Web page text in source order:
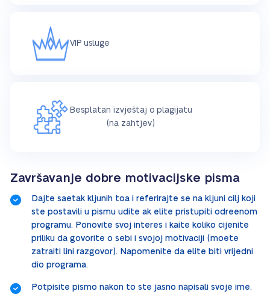
VIP usluge
Besplatan izvještaj o plagijatu
(na zahtjev)
Završavanje dobre motivacijske pisma
Dajte saetak kljunih toa i referirajte se na kljuni cilj koji
ste postavili u pismu udite ak elite pristupiti odreenom
programu. Ponovite svoj interes i kaite koliko cijenite
priliku da govorite o sebi i svojoj motivaciji (moete
zatraiti lini razgovor). Napomenite da elite biti vrijedni
dio programa.
Potpisite pismo nakon to ste jasno napisali svoje ime.